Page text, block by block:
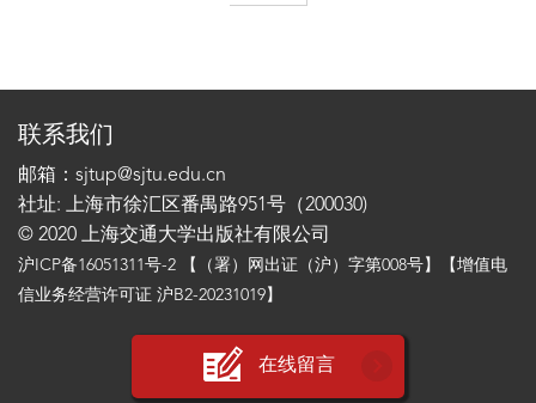
联系我们
邮箱：sjtup@sjtu.edu.cn
社址: 上海市徐汇区番禺路951号（200030)
© 2020 上海交通大学出版社有限公司
沪ICP备16051311号-2 【（署）网出证（沪）字第008号】【增值电
信业务经营许可证 沪B2-20231019】
在线留言